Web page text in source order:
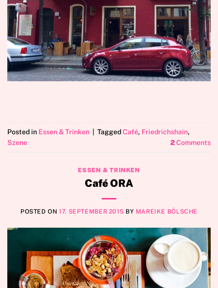
Posted in Essen & Trinken TaggedCafé, Friedrichshain,
Szene
2Comments
ESSEN & TRINKEN
Café ORA
POSTED ON17. SEPTEMBER 2015 BY MAREIKE BÖLSCHE